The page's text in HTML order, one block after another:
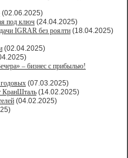
(02.06.2025)
под ключ (24.04.2025)
IGRAR без роялти (18.04.2025)
(02.04.2025)
– бизнес с прибылью!
(07.03.2025)
КранШталь (14.02.2025)
(04.02.2025)